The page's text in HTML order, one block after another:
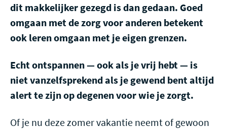
dit makkelijker gezegd is dan gedaan. Goed
omgaan met de zorg voor anderen betekent
ook leren omgaan met je eigen grenzen.
Echt ontspannen — ook als je vrij hebt — is
niet vanzelfsprekend als je gewend bent altijd
alert te zijn op degenen voor wie je zorgt.
Of je nu deze zomer vakantie neemt of gewoon